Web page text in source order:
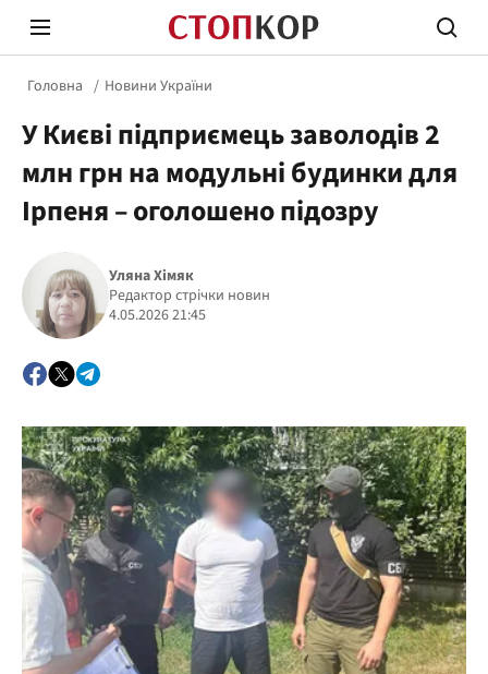
Стоп Політичній Корупції
Політика
Головна Новини України
У Києві підприємець заволодів 2
млн грн на модульні будинки для
Ірпеня – оголошено підозру
Уляна Хімяк
Редактор стрічки новин
4.05.2026 21:45